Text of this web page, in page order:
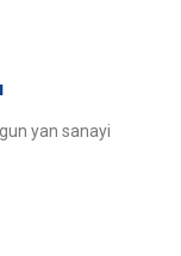
yan sanayi